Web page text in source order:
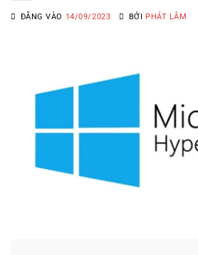
ĐĂNG VÀO 14/09/2023 BỞI PHÁT LÂM